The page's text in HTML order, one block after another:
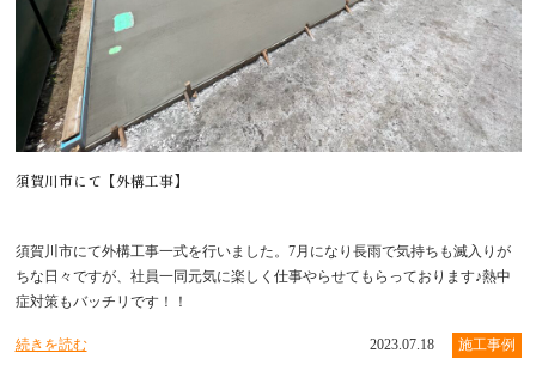
須賀川市にて【外構工事】
須賀川市にて外構工事一式を行いました。7月になり長雨で気持ちも滅入りが
ちな日々ですが、社員一同元気に楽しく仕事やらせてもらっております♪熱中
症対策もバッチリです！！
続きを読む 2023.07.18 施工事例